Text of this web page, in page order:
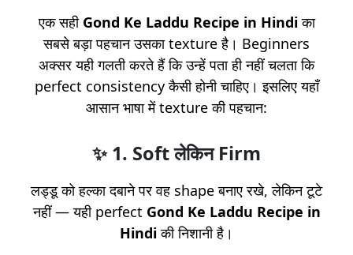
एक सही Gond Ke Laddu Recipe in Hindiका
सबसे बड़ा पहचान उसका texture है। Beginners
अक्सर यही गलती करते हैं कि उन्हें पता ही नहीं चलता कि
perfect consistency कैसी होनी चाहिए। इसलिए यहाँ
आसान भाषा में texture की पहचान:
✨1. Soft लेकिन Firm
लड्डू को हल्का दबाने पर वह shape बनाए रखे, लेकिन टूटे
नहीं — यही perfect Gond Ke Laddu Recipe in
Hindiकी निशानी है।